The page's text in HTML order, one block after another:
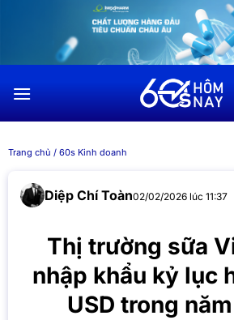
dung
Trang chủ / 60s Kinh doanh
Diệp Chí Toàn02/02/2026 lúc 11:37
Thị trường sữa
nhập khẩu kỷ lục
USD trong